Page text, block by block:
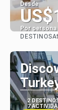
Desde
Por persona
DESTINOS
2
7